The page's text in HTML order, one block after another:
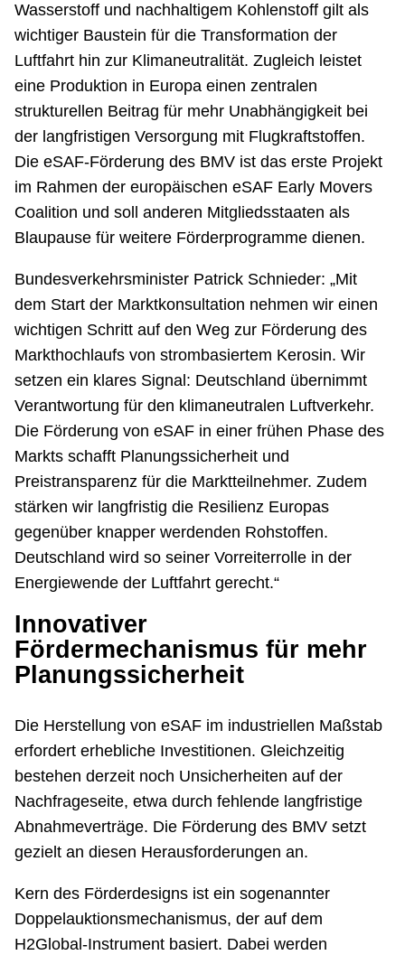
Wasserstoff und nachhaltigem Kohlenstoff gilt als
wichtiger Baustein für die Transformation der
Luftfahrt hin zur Klimaneutralität. Zugleich leistet
eine Produktion in Europa einen zentralen
strukturellen Beitrag für mehr Unabhängigkeit bei
der langfristigen Versorgung mit Flugkraftstoffen.
Die eSAF-Förderung des BMV ist das erste Projekt
im Rahmen der europäischen eSAF Early Movers
Coalition und soll anderen Mitgliedsstaaten als
Blaupause für weitere Förderprogramme dienen.
Bundesverkehrsminister Patrick Schnieder: „Mit
dem Start der Marktkonsultation nehmen wir einen
wichtigen Schritt auf den Weg zur Förderung des
Markthochlaufs von strombasiertem Kerosin. Wir
setzen ein klares Signal: Deutschland übernimmt
Verantwortung für den klimaneutralen Luftverkehr.
Die Förderung von eSAF in einer frühen Phase des
Markts schafft Planungssicherheit und
Preistransparenz für die Marktteilnehmer. Zudem
stärken wir langfristig die Resilienz Europas
gegenüber knapper werdenden Rohstoffen.
Deutschland wird so seiner Vorreiterrolle in der
Energiewende der Luftfahrt gerecht.“
Innovativer
Fördermechanismus für mehr
Planungssicherheit
Die Herstellung von eSAF im industriellen Maßstab
erfordert erhebliche Investitionen. Gleichzeitig
bestehen derzeit noch Unsicherheiten auf der
Nachfrageseite, etwa durch fehlende langfristige
Abnahmeverträge. Die Förderung des BMV setzt
gezielt an diesen Herausforderungen an.
Kern des Förderdesigns ist ein sogenannter
Doppelauktionsmechanismus, der auf dem
H2Global-Instrument basiert. Dabei werden